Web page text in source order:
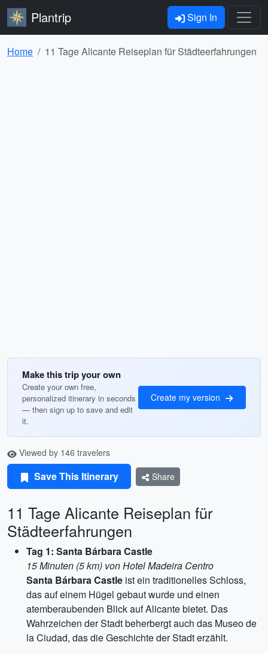
Plantrip Sign In
Home 11 Tage Alicante Reiseplan für Städteerfahrungen
Make this trip your own
Create your own free,
personalized itinerary in seconds
— then sign up to save and edit
it.
Create my version
Viewed by 146 travelers
Save This Itinerary Share
11 Tage Alicante Reiseplan für
Städteerfahrungen
Tag 1: Santa Bárbara Castle
15 Minuten (5 km) von Hotel Madeira Centro
Santa Bárbara Castle ist ein traditionelles Schloss,
das auf einem Hügel gebaut wurde und einen
atemberaubenden Blick auf Alicante bietet. Das
Wahrzeichen der Stadt beherbergt auch das Museo de
la Ciudad, das die Geschichte der Stadt erzählt.